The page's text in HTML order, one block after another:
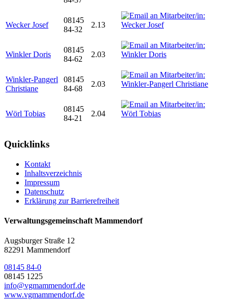
Wecker Josef
08145
84-32
2.13
Winkler Doris
08145
84-62
2.03
Winkler-Pangerl
Christiane
08145
84-68
2.03
Wörl Tobias
08145
84-21
2.04
Quicklinks
Kontakt
Inhaltsverzeichnis
Impressum
Datenschutz
Erklärung zur Barrierefreiheit
Verwaltungsgemeinschaft Mammendorf
Augsburger Straße 12
82291 Mammendorf
08145 84-0
08145 1225
info@vgmammendorf.de
www.vgmammendorf.de